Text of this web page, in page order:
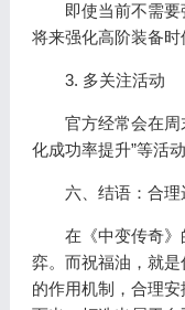
即使当前不需要
将来强化高阶装备时
3. 多关注活动
官方经常会在周末
化成功率提升”等活
六、结语：合理
在《中变传奇》
弈。而祝福油，就是
的作用机制，合理